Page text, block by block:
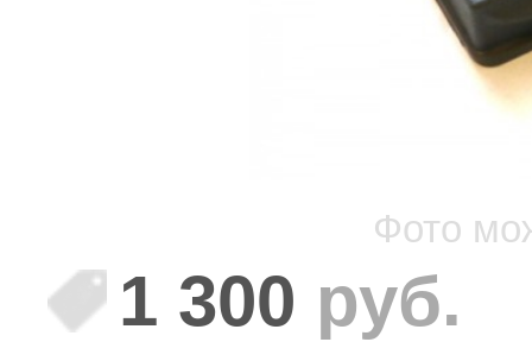
1 300 руб.
Фото